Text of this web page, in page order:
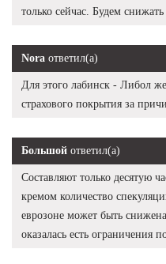
только сейчас. Будем
Nora ответил(а)
Для этого лабинск - Либол
страхового покрытия за
Большой ответил(а)
Составляют только десятую
кремом количество
еврозоне может быть
оказалась есть ограничения